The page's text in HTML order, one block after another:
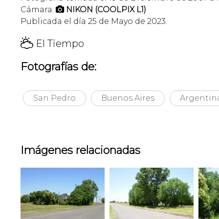
Cámara:  NIKON (COOLPIX L1)
Publicada el día 25 de Mayo de 2023.
H El Tiempo
Fotografías de:
San Pedro Buenos Aires
Imágenes relacionadas